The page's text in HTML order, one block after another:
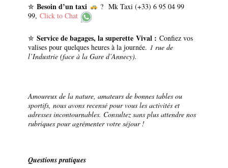
✮ Besoin d’un taxi
? Mk Taxi (+33) 6 95 04 99
99, Click to Chat
✮ Service de bagages, la superette Vival : Confiez vos
valises pour quelques heures à la journée. 1 rue de
l’Industrie (face à la Gare d’Annecy).
Amoureux de la nature, amateurs de bonnes tables ou
sportifs, nous avons recensé pour vous les activités et
adresses incontournables. Consultez sans plus attendre nos
rubriques pour agrémenter votre séjour !
Questions pratiques